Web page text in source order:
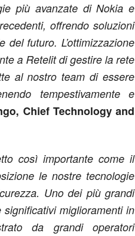
più avanzate di Nokia e
offrendo soluzioni
futuro. L’ottimizzazione
a Retelit di gestire la rete
al nostro team di essere
tempestivamente e
Chief Technology and
così importante come il
le nostre tecnologie
Uno dei più grandi
miglioramenti in
da grandi operatori